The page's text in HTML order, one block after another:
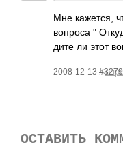
Мне каже­тся,
вопроса "
дите ли этот
2008-12-13 #3279
<
ОСТАВИТЬ